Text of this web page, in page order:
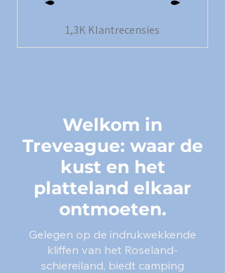
1,3K Klantrecensies
Welkom in
Treveague: waar de
kust en het
platteland elkaar
ontmoeten.
Gelegen op de indrukwekkende
kliffen van het Roseland-
schiereiland, biedt camping